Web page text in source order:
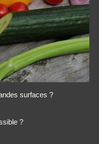
surfaces ?
?